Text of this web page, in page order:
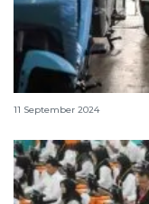
10 merek motor
11 September 2024